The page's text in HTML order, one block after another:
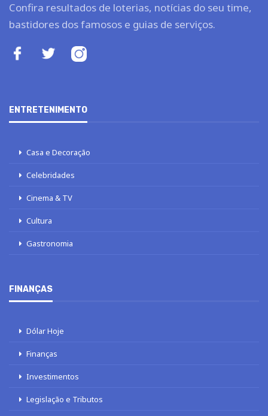
Confira resultados de loterias, notícias do seu time,
bastidores dos famosos e guias de serviços.
ENTRETENIMENTO
Casa e Decoração
Celebridades
Cinema & TV
Cultura
Gastronomia
FINANÇAS
Dólar Hoje
Finanças
Investimentos
Legislação e Tributos